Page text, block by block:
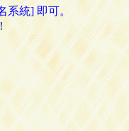
系統] 即可。